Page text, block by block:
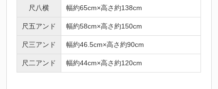
尺八横 幅約65cm×高さ約138cm
尺五アンド 幅約58cm×高さ約150cm
尺三アンド 幅約46.5cm×高さ約90cm
尺二アンド 幅約44cm×高さ約120cm